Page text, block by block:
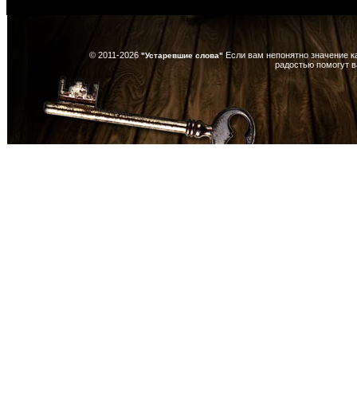
© 2011-2026 "Устаревшие слова" Если вам непонятно значение
радостью помогут